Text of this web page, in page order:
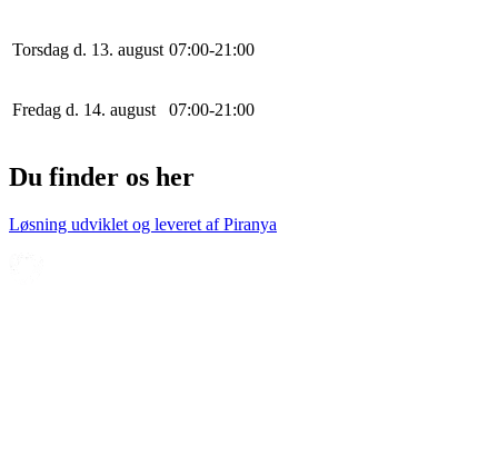
Torsdag d. 13. august 07:00-21 :00
Fredag d. 14. august 07:00-21 :00
Du finder os her
Løsning udviklet og leveret afPiranya